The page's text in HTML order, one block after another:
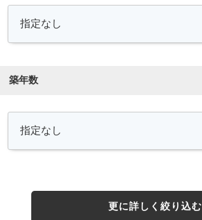
築年数
更に詳しく絞り込む